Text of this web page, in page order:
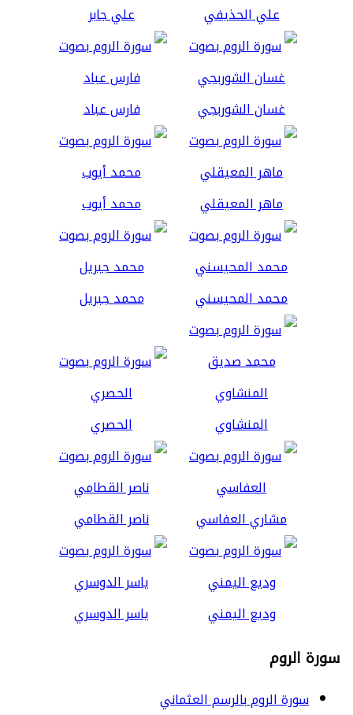
علي الحذيفي علي جابر
غسان الشوربجي فارس عباد
ماهر المعيقلي محمد أيوب
محمد المحيسني محمد جبريل
المنشاوي الحصري
مشاري العفاسي ناصر القطامي
وديع اليمني ياسر الدوسري
سورة الروم
سورة الروم بالرسم العثماني